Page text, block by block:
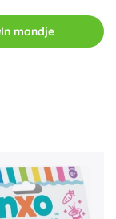
In mandje